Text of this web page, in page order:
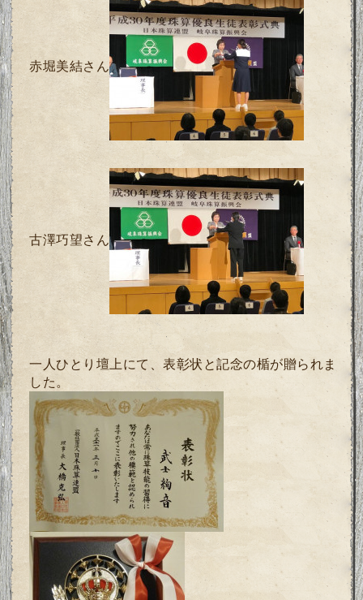
赤堀美結さん
古澤巧望さん
一人ひとり壇上にて、表彰状と記念の楯が贈られま
した。